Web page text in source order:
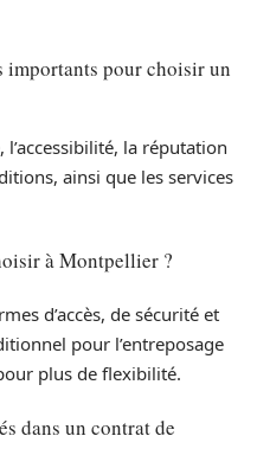
importants pour choisir un
la réputation
ainsi que les services
à Montpellier ?
d’accès, de sécurité et
pour l’entreposage
plus de flexibilité.
dans un contrat de